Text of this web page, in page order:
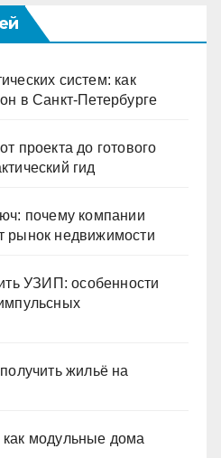
систем: как
в Санкт-Петербурге
проекта до готового
гид
почему компании
рынок недвижимости
УЗИП: особенности
жильё на
модульные дома